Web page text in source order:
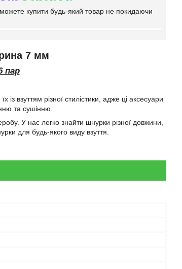
купити будь-який товар не покидаючи
7 мм
пар
взуттям різної стилістики, адже ці аксесуари
та сушінню.
У нас легко знайти шнурки різної довжини,
для будь-якого виду взуття.